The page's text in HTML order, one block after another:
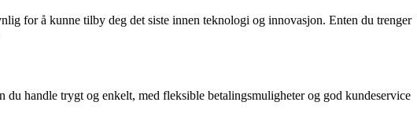
for å kunne tilby deg det siste innen teknologi og innovasjon. Enten du trenger
handle trygt og enkelt, med fleksible betalingsmuligheter og god kundeservice